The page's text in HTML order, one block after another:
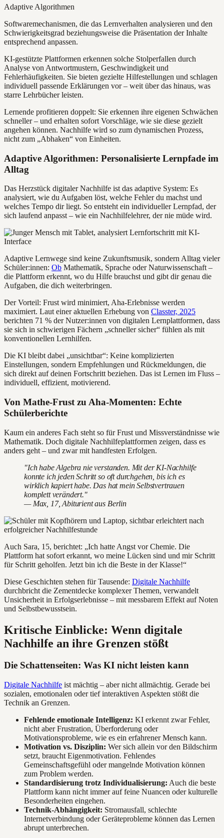
Adaptive Algorithmen
Softwaremechanismen, die das Lernverhalten analysieren und den
Schwierigkeitsgrad beziehungsweise die Präsentation der Inhalte
entsprechend anpassen.
KI-gestützte Plattformen erkennen solche Stolperfallen durch
Analyse von Antwortmustern, Geschwindigkeit und
Fehlerhäufigkeiten. Sie bieten gezielte Hilfestellungen und schlagen
individuell passende Erklärungen vor – weit über das hinaus, was
starre Lehrbücher leisten.
Lernende profitieren doppelt: Sie erkennen ihre eigenen Schwächen
schneller – und erhalten sofort Vorschläge, wie sie diese gezielt
angehen können. Nachhilfe wird so zum dynamischen Prozess,
nicht zum „Abhaken“ von Einheiten.
Adaptive Algorithmen: Personalisierte Lernpfade im
Alltag
Das Herzstück digitaler Nachhilfe ist das adaptive System: Es
analysiert, wie du Aufgaben löst, welche Fehler du machst und
welches Tempo dir liegt. So entsteht ein individueller Lernpfad, der
sich laufend anpasst – wie ein Nachhilfelehrer, der nie müde wird.
Adaptive Lernwege sind keine Zukunftsmusik, sondern Alltag vieler
Schüler:innen: Ob Mathematik, Sprache oder Naturwissenschaft –
die Plattform erkennt, wo du Hilfe brauchst und gibt dir genau die
Aufgaben, die dich weiterbringen.
Der Vorteil: Frust wird minimiert, Aha-Erlebnisse werden
maximiert. Laut einer aktuellen Erhebung von Classter, 2025
berichten 71 % der Nutzer:innen von digitalen Lernplattformen, dass
sie sich in schwierigen Fächern „schneller sicher“ fühlen als mit
konventionellen Lernhilfen.
Die KI bleibt dabei „unsichtbar“: Keine komplizierten
Einstellungen, sondern Empfehlungen und Rückmeldungen, die
sich direkt auf deinen Fortschritt beziehen. Das ist Lernen im Fluss –
individuell, effizient, motivierend.
Von Mathe-Frust zu Aha-Momenten: Echte
Schülerberichte
Kaum ein anderes Fach steht so für Frust und Missverständnisse wie
Mathematik. Doch digitale Nachhilfeplattformen zeigen, dass es
anders geht – und zwar mit handfesten Erfolgen.
"Ich habe Algebra nie verstanden. Mit der KI-Nachhilfe
konnte ich jeden Schritt so oft durchgehen, bis ich es
wirklich kapiert habe. Das hat mein Selbstvertrauen
komplett verändert."
— Max, 17, Abiturient aus Berlin
Auch Sara, 15, berichtet: „Ich hatte Angst vor Chemie. Die
Plattform hat sofort erkannt, wo meine Lücken sind und mir Schritt
für Schritt geholfen. Jetzt bin ich die Beste in der Klasse!“
Diese Geschichten stehen für Tausende: Digitale Nachhilfe
durchbricht die Zementdecke komplexer Themen, verwandelt
Unsicherheit in Erfolgserlebnisse – mit messbarem Effekt auf Noten
und Selbstbewusstsein.
Kritische Einblicke: Wenn digitale
Nachhilfe an ihre Grenzen stößt
Die Schattenseiten: Was KI nicht leisten kann
Digitale Nachhilfe ist mächtig – aber nicht allmächtig. Gerade bei
sozialen, emotionalen oder tief interaktiven Aspekten stößt die
Technik an Grenzen.
Fehlende emotionale Intelligenz: KI erkennt zwar Fehler,
nicht aber Frustration, Überforderung oder
Motivationsprobleme, wie es ein erfahrener Mensch kann.
Motivation vs. Disziplin: Wer sich allein vor den Bildschirm
setzt, braucht Eigenmotivation. Fehlendes
Gemeinschaftsgefühl oder mangelnde Motivation können
zum Problem werden.
Standardisierung trotz Individualisierung: Auch die beste
Plattform kann nicht immer auf feine Nuancen oder kulturelle
Besonderheiten eingehen.
Technik-Abhängigkeit: Stromausfall, schlechte
Internetverbindung oder Geräteprobleme können das Lernen
abrupt unterbrechen.